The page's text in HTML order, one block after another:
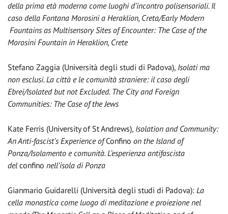
della prima età moderna come luoghi d’incontro polisensoriali. Il
caso della Fontana Morosini a Heraklion, Creta/Early Modern
Fountains as Multisensory Sites of Encounter: The Case of the
Morosini Fountain in Heraklion, Crete
Stefano Zaggia (Università degli studi di Padova), Isolati ma
non esclusi. La città e le comunità straniere: il caso degli
Ebrei/Isolated but not Excluded. The City and Foreign
Communities: The Case of the Jews
Kate Ferris (University of St Andrews), Isolation and Community:
An Anti-fascist’s Experience ofConfino on the Island of
Ponza/Isolamento e comunità. L’esperienza antifascista
del confino nell’isola di Ponza
Gianmario Guidarelli (Università degli studi di Padova): La
cella monastica come luogo di meditazione e proiezione nel